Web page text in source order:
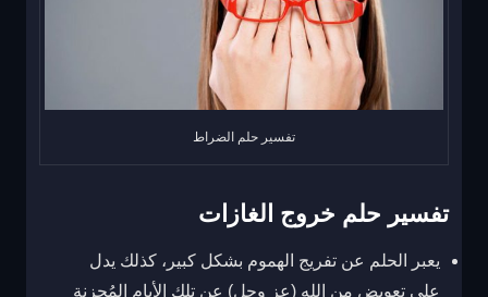
تفسير حلم الضراط
تفسير حلم خروج الغازات
يعبر الحلم عن تفريج الهموم بشكل كبير، كذلك يدل
على تعويض من الله (عز وجل) عن تلك الأيام المُحزنة